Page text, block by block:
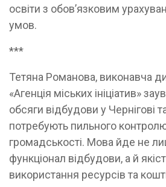
освіти з обов’язковим
умов.
***
Тетяна Романова, виконавча
«Агенція міських ініціатив»
обсяги відбудови у Чернігові
потребують пильного
громадськості. Мова йде не
функціонал відбудови, а й
використання ресурсів та